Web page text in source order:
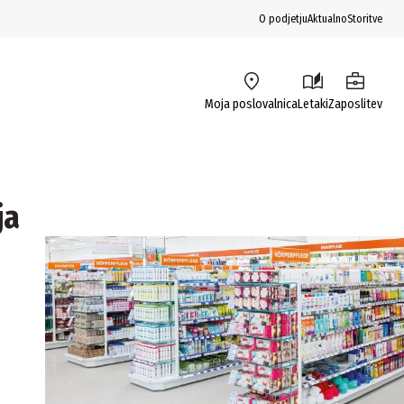
O podjetjuAktualnoStoritve
Moja poslovalnicaLetakiZaposlitev